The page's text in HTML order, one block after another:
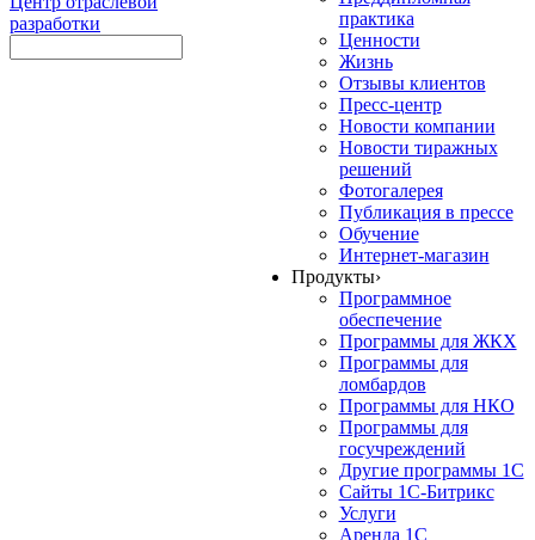
разработки
практика
Ценности
Жизнь
Отзывы клиентов
Пресс-центр
Новости компании
Новости тиражных
решений
Фотогалерея
Публикация в прессе
Обучение
Интернет-магазин
Продукты›
Программное
обеспечение
Программы для ЖКХ
Программы для
ломбардов
Программы для НКО
Программы для
госучреждений
Другие программы 1С
Сайты 1С-Битрикс
Услуги
Аренда 1С